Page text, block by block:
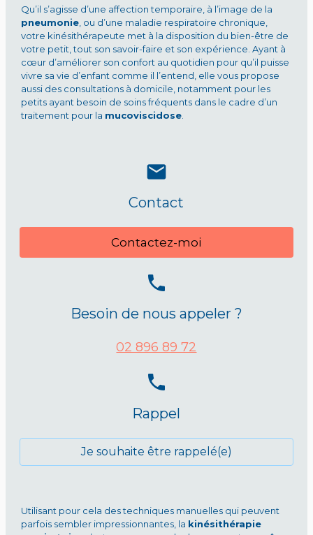
Qu’il s’agisse d’une affection temporaire, à l’image de la
pneumonie, ou d’une maladie respiratoire chronique,
votre kinésithérapeute met à la disposition du bien-être de
votre petit, tout son savoir-faire et son expérience. Ayant à
cœur d’améliorer son confort au quotidien pour qu’il puisse
vivre sa vie d’enfant comme il l’entend, elle vous propose
aussi des consultations à domicile, notamment pour les
petits ayant besoin de soins fréquents dans le cadre d’un
traitement pour la mucoviscidose.
mail
Contact
Contactez-moi
phone
Besoin de nous appeler ?
02 896 89 72
phone
Rappel
Je souhaite être rappelé(e)
Utilisant pour cela des techniques manuelles qui peuvent
parfois sembler impressionnantes, la kinésithérapie